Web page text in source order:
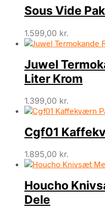
Sous Vide
1.599,00 kr.
Juwel
Liter Krom
1.399,00 kr.
Cgf01
1.895,00 kr.
Houcho
Dele